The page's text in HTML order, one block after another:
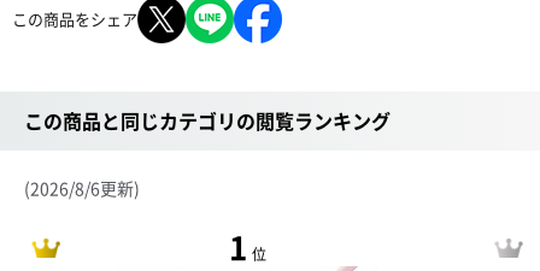
この商品をシェア
この商品と同じカテゴリの閲覧ランキング
(2026/8/6更新)
1 位